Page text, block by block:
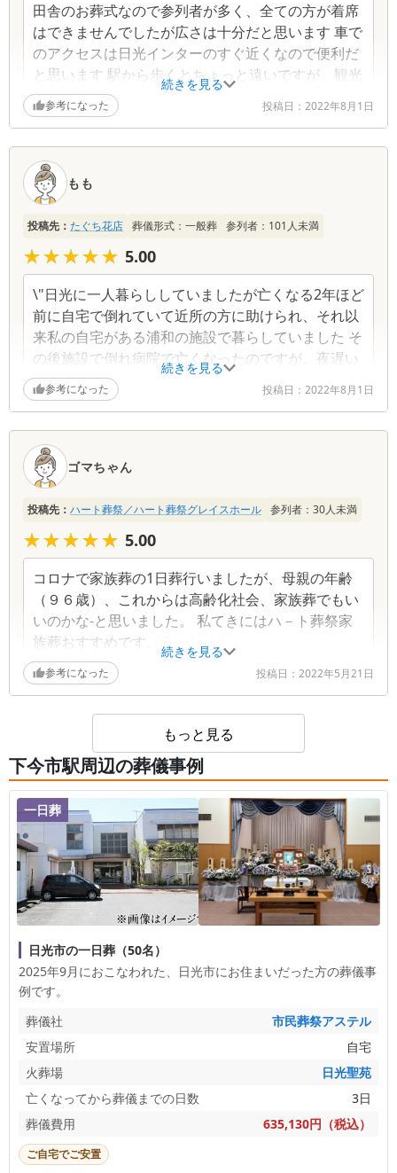
続きを見る
田舎のお葬式なので参列者が多く、全ての方が着席
はできませんでしたが広さは十分だと思います 車で
のアクセスは日光インターのすぐ近くなので便利だ
と思います 駅から歩くとちょっと遠いですが、観光
地なのでタクシーは多いため問題ないと思います
参考になった 投稿日： 2022年8月1日
続きを見る
もも
投稿先： たぐち花店 葬儀形式： 一般葬 参列者： 101 人未満
★★★★★
★★★★★ 5.00
\"日光に一人暮らししていましたが亡くなる2年ほど
前に自宅で倒れていて近所の方に助けられ、それ以
来私の自宅がある浦和の施設で暮らしていました そ
の後施設で倒れ病院で亡くなったのですが、夜遅い
時間でもその日の内に受け入れていただき大変助か
りました 本人は霊柩車（タクシー）で先に行っても
いろ準備をしていただき感謝しています\"
参考になった 投稿日： 2022年8月1日
続きを見る
ゴマちゃん
投稿先： ハート葬祭／ハート葬祭グレイスホール 参列者： 30人未満
★★★★★
★★★★★ 5.00
コロナで家族葬の1日葬行いましたが、母親の年齢
（９６歳）、これからは高齢化社会、家族葬でもい
いのかな-と思いました。 私てきにはハ－ト葬祭家
族葬おすすめです。
参考になった 投稿日： 2022年5月21日
もっと見る
下今市駅周辺の葬儀事例
一日葬
日光市の一日葬（50名）
2025年9月におこなわれた、
日光市にお住まいだった方の葬儀事
例です。
葬儀社
市民葬祭アステル
安置場所
自宅
火葬場
日光聖苑
亡くなってから葬儀までの日数
3日
葬儀費用
635,130円（税込）
ご自宅でご安置